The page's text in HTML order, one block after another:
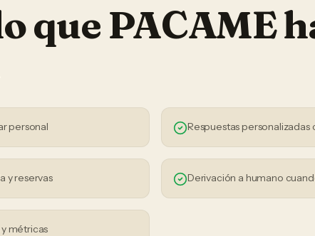
que PACAME
personal Respuestas personalizadas
y reservas Derivación a humano
métricas